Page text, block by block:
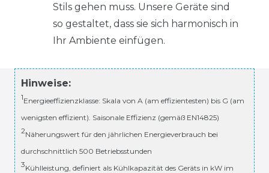
Stils gehen muss. Unsere Geräte sind
so gestaltet, dass sie sich harmonisch in
Ihr Ambiente einfügen.
Hinweise:
1Energieeffizienzklasse: Skala von A (am effizientesten) bis G (am
wenigsten effizient). Saisonale Effizienz (gemäß EN14825)
2Näherungswert für den jährlichen Energieverbrauch bei
durchschnittlich 500 Betriebsstunden
3Kühlleistung, definiert als Kühlkapazität des Geräts in kW im